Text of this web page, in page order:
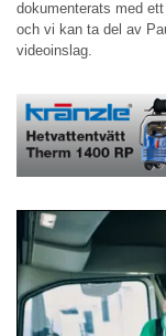
dokumenterats med
och vi kan ta del av
videoinslag.